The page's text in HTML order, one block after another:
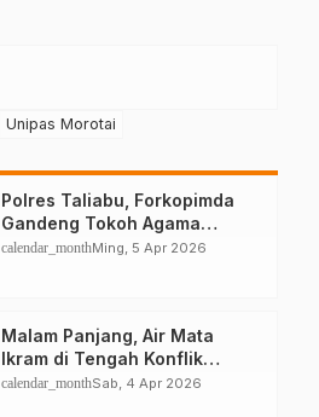
Unipas Morotai
Polres Taliabu, Forkopimda
Gandeng Tokoh Agama
Deklarasikan Damai
calendar_monthMing, 5 Apr 2026
Malam Panjang, Air Mata
Ikram di Tengah Konflik
Halteng
calendar_monthSab, 4 Apr 2026